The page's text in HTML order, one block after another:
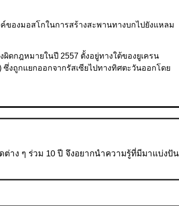
ของมอสโกในการสร้างสะพานทางบกไปยังแหลม
ผิดกฎหมายในปี 2557 ตั้งอยู่ทางใต้ของยูเครน
ซึ่งถูกแยกออกจากรัสเซียไปทางทิศตะวันออกโดย
าง ๆ ร่วม 10 ปี จึงอยากนำความรู้ที่มีมาแบ่งปัน